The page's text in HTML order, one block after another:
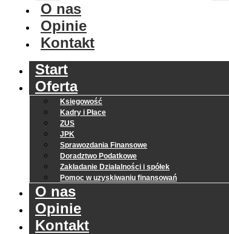
O nas
Opinie
Kontakt
Start
Oferta
Księgowość
Kadry i Płace
ZUS
JPK
Sprawozdania Finansowe
Doradztwo Podatkowe
Zakładanie Działalności i spółek
Pomoc w uzyskiwaniu finansowań
O nas
Opinie
Kontakt